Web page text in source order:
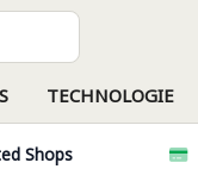
TECHNOLOGIE
Shops